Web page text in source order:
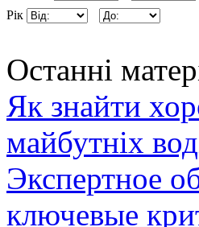
Рік
Останні
Як знайти
майбутніх
Экспертное
ключевые